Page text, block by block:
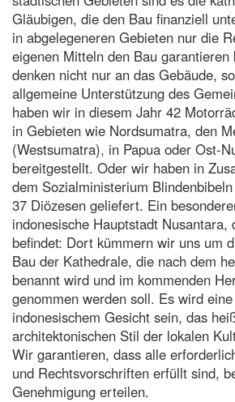
Gläubigen, die den Bau finanziell
in abgelegeneren Gebieten nur die
eigenen Mitteln den Bau
denken nicht nur an das Gebäude,
allgemeine Unterstützung des
haben wir in diesem Jahr 42
in Gebieten wie Nordsumatra, den
(Westsumatra), in Papua oder Ost-
bereitgestellt. Oder wir haben in
dem Sozialministerium
37 Diözesen geliefert. Ein
indonesische Hauptstadt Nusantara,
befindet: Dort kümmern wir uns um
Bau der Kathedrale, die nach dem
benannt wird und im kommenden
genommen werden soll. Es wird
indonesischem Gesicht sein, das
architektonischen Stil der lokalen
Wir garantieren, dass alle
und Rechtsvorschriften erfüllt sind,
Genehmigung erteilen.